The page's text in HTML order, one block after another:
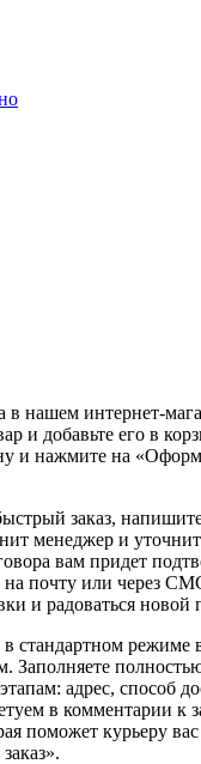
в нашем интернет-
и добавьте его в
и нажмите на
заказ,
менеджер и уточнит
вам придет
почту или через
и радоваться новой
стандартном режиме
Заполняете
адрес, способ
в комментарии к
поможет курьеру